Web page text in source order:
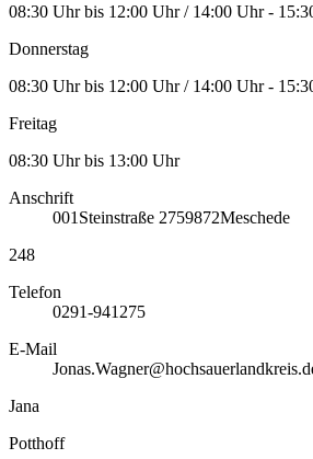
08:30 Uhr bis 12:00 Uhr / 14:00 Uhr -
Donnerstag
08:30 Uhr bis 12:00 Uhr / 14:00 Uhr -
Freitag
08:30 Uhr bis 13:00 Uhr
Anschrift
001 Steinstraße 2759872Meschede
248
Telefon
0291-941275
E-Mail
Jana
Potthoff